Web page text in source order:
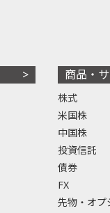
商品・
株式
米国株
中国株
投資信託
債券
FX
先物・オプ